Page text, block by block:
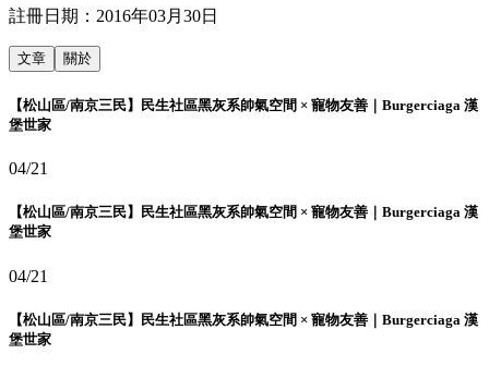
註冊日期： 2016年03月30日
文章 關於
【松山區/南京三民】民生社區黑灰系帥氣空間 × 寵物友善｜Burgerciaga 漢
堡世家
04/21
【松山區/南京三民】民生社區黑灰系帥氣空間 × 寵物友善｜Burgerciaga 漢
堡世家
04/21
【松山區/南京三民】民生社區黑灰系帥氣空間 × 寵物友善｜Burgerciaga 漢
堡世家